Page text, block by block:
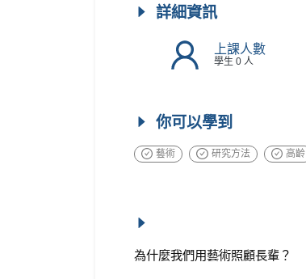
詳細資訊
上課人數
學生 0 人
你可以學到
藝術 研究方法 高齡
為什麼我們用藝術照顧長輩？